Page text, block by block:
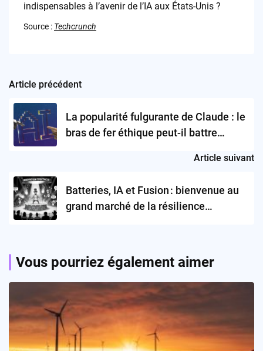
indispensables à l’avenir de l’IA aux États-Unis ?
Source : Techcrunch
Post
navigation
Article précédent
La popularité fulgurante de Claude : le
bras de fer éthique peut-il battre
Article suivant
Batteries, IA et Fusion : bienvenue au
grand marché de la résilience
Vous pourriez également aimer